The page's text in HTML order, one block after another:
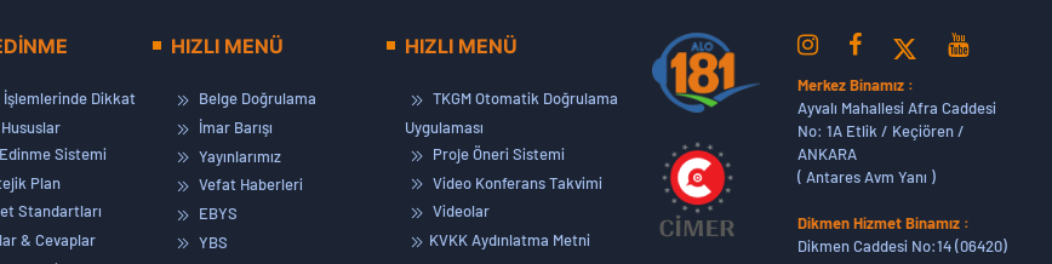
İşlemlerinde Dikkat
Sistemi
Plan
Standartları
& Cevaplar
HIZLI MENÜ
Belge Doğrulama
İmar Barışı
Yayınlarımız
Vefat Haberleri
EBYS
YBS
HIZLI MENÜ
TKGM Otomatik Doğrulama
Uygulaması
Proje Öneri Sistemi
Video Konferans Takvimi
Videolar
KVKK Aydınlatma Metni
Merkez Binamız :
Ayvalı Mahallesi Afra Caddesi
No: 1A Etlik / Keçiören /
ANKARA
( Antares Avm Yanı )
Dikmen Hizmet Binamız :
Dikmen Caddesi No:14 (06420)